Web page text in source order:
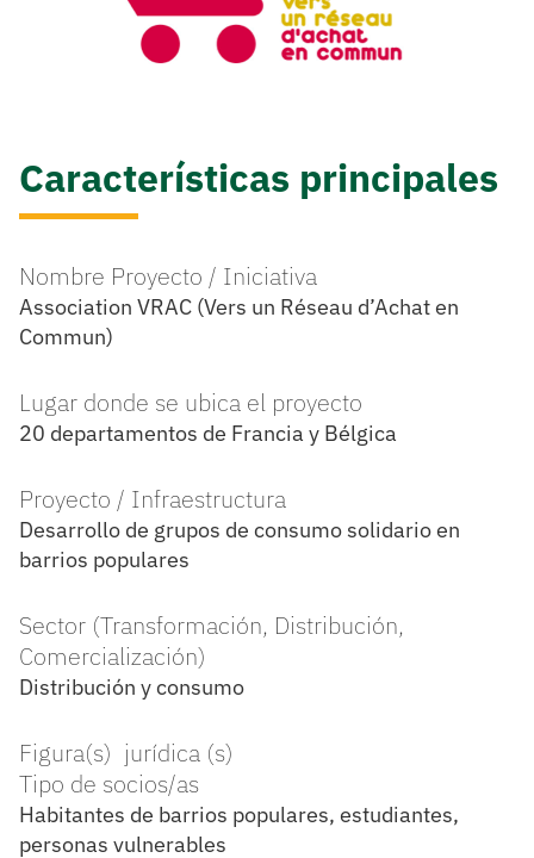
Características principales
Nombre Proyecto / Iniciativa
Association VRAC (Vers un Réseau d’Achat en
Commun)
Lugar donde se ubica el proyecto
20 departamentos de Francia y Bélgica
Proyecto / Infraestructura
Desarrollo de grupos de consumo solidario en
barrios populares
Sector (Transformación, Distribución,
Comercialización)
Distribución y consumo
Figura(s) jurídica (s)
Tipo de socios/as
Habitantes de barrios populares, estudiantes,
personas vulnerables